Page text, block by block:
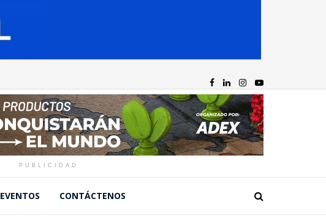
PUBLICIDAD
EVENTOS CONTÁCTENOS